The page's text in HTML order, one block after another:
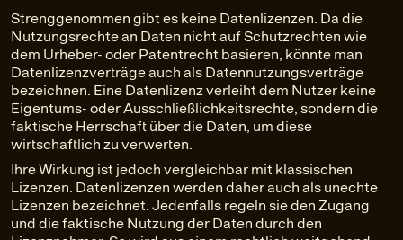
Strenggenommen gibt es keine Datenlizenzen. Da die
Nutzungsrechte an Daten nicht auf Schutzrechten wie
dem Urheber- oder Patentrecht basieren, könnte man
Datenlizenzverträge auch als Datennutzungsverträge
bezeichnen. Eine Datenlizenz verleiht dem Nutzer keine
Eigentums- oder Ausschließlichkeitsrechte, sondern die
faktische Herrschaft über die Daten, um diese
wirtschaftlich zu verwerten.
Ihre Wirkung ist jedoch vergleichbar mit klassischen
Lizenzen. Datenlizenzen werden daher auch als unechte
Lizenzen bezeichnet. Jedenfalls regeln sie den Zugang
und die faktische Nutzung der Daten durch den